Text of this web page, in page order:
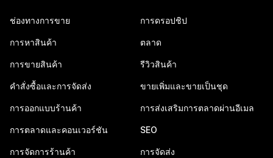
ช่องทางการขาย
การหาสินค้า
การขายสินค้า
คำสั่งซื้อและการจัดส่ง
การออกแบบร้านค้า
การตลาดและคอนเวอร์ชัน
การจัดการร้านค้า
การดรอปชิป
ตลาด
รีวิวสินค้า
ขายเพิ่มและขายเป็นชุด
การส่งเสริมการตลาดผ่านอีเมล
SEO
การจัดส่ง